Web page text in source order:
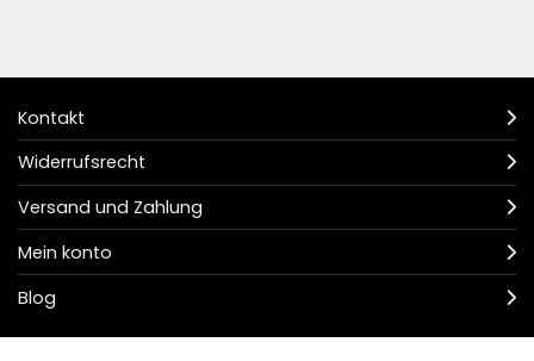
Kontakt
Widerrufsrecht
Versand und Zahlung
Mein konto
Blog